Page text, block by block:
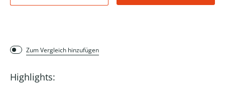
Zum Vergleich hinzufügen
Highlights: